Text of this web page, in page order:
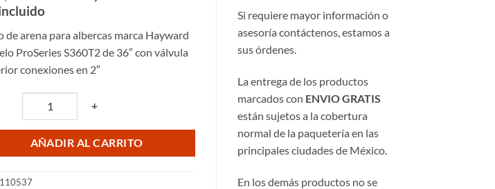
a
precio
era:
$46,405.94.
es:
$36,252.88.
de arena para albercas marca Hayward
ProSeries S360T2 de 36″ con válvula
conexiones en 2″
+
AÑADIR AL CARRITO
110537
Si requiere mayor información o
asesoría contáctenos, estamos a
sus órdenes.
La entrega de los productos
marcados con ENVIO GRATIS
están sujetos a la cobertura
normal de la paquetería en las
principales ciudades de México.
En los demás productos no se